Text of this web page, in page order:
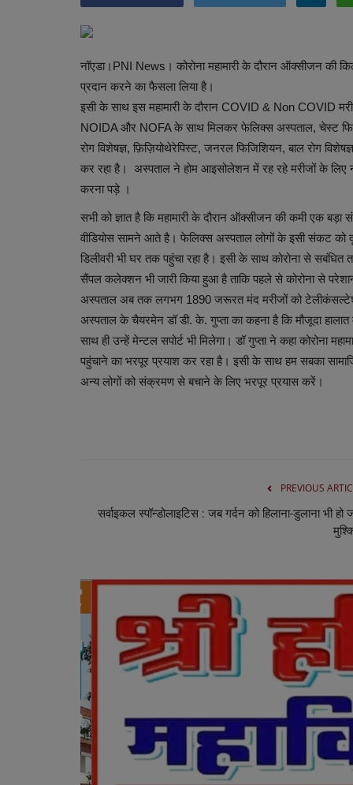
नॉएडा।PNI News। कोरोना महामारी के दौरान ऑक्सीजन
प्रदान करने का फैसला लिया है।
इसी के साथ इस महामारी के दौरान COVID & Non COVID
NOIDA और NOFA के साथ मिलकर फेलिक्स अस्पताल, चेस्ट
रोग विशेषज्ञ, फ़िज़ियोथेरेपिस्ट, जनरल फिजिशियन, बाल रोग
कर रहा है। अस्पताल ने होम आइसोलेशन में रह रहे मरीजों के लिए
करना पड़े ।
सभी को ज्ञात है कि महामारी के दौरान ऑक्सीजन की कमी एक
वीडियोस सामने आते है। फेलिक्स अस्पताल लोगों के इसी संकट
डिलीवरी भी घर तक पहुंचा रहा है। इसी के साथ कोरोना से
सैंपल कलेक्शन भी जारी किया हुआ है ताकि पहले से कोरोना से
अस्पताल अब तक लगभग 1890 जरूरत मंद मरीजों को
अस्पताल के चैयरमेन डॉ डी. के. गुप्ता का कहना है कि मौजूदा
साथ ही उन्हें मेन्टल सपोर्ट भी मिलेगा। डॉ गुप्ता ने कहा कोरोना
पहुंचाने का भरपूर प्रयाश कर रहा है। इसी के साथ हम सबका
अन्य लोगों को संक्रमण से बचाने के लिए भरपूर प्रयास करें।
PREVIOUS
सर्वाइकल स्पॉन्डोलाइटिस : जब गर्दन को हिलाना-डुलाना भी हो